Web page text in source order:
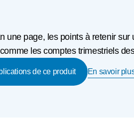
une page, les points à retenir sur
les comptes trimestriels
de ce produit En savoir